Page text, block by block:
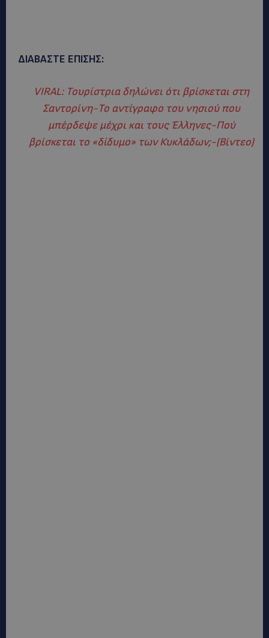
ΔΙΑΒΑΣΤΕ ΕΠΙΣΗΣ:
VIRAL: Τουρίστρια δηλώνει ότι βρίσκεται στη
Σαντορίνη-Το αντίγραφο του νησιού που
μπέρδεψε μέχρι και τους Έλληνες-Πού
βρίσκεται το «δίδυμο» των Κυκλάδων;-(Βίντεο)